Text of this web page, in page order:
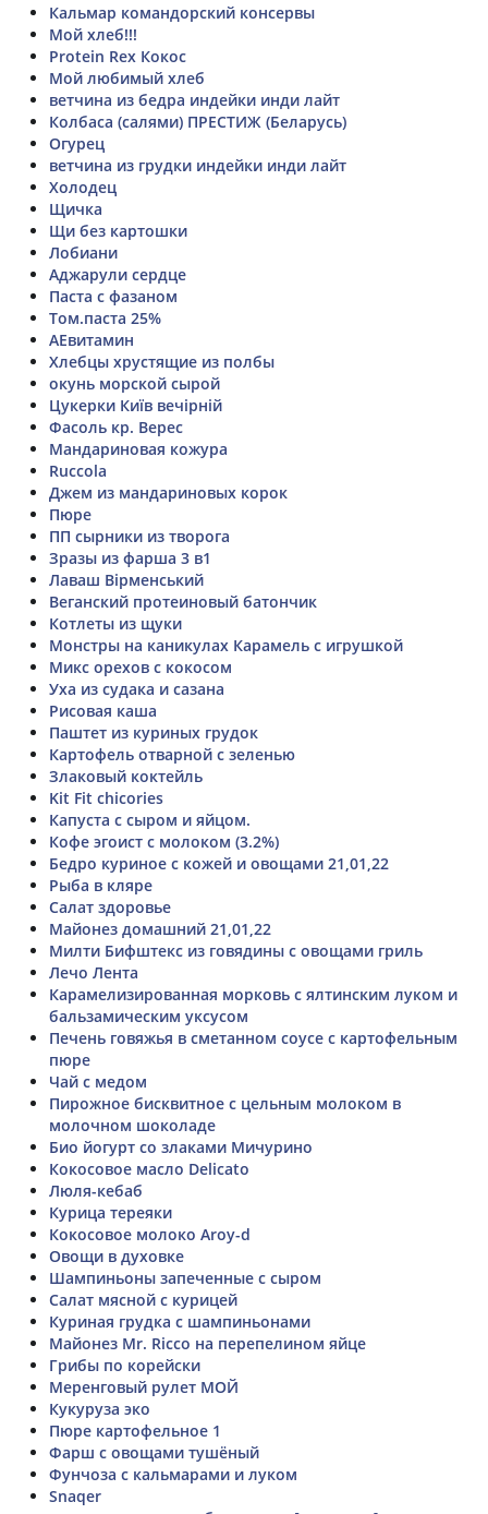
Кальмар командорский консервы
Мой хлеб!!!
Protein Rex Кокос
Мой любимый хлеб
ветчина из бедра индейки инди лайт
Колбаса (салями) ПРЕСТИЖ (Беларусь)
Огурец
ветчина из грудки индейки инди лайт
Холодец
Щичка
Щи без картошки
Лобиани
Аджарули сердце
Паста с фазаном
Том.паста 25%
АЕвитамин
Хлебцы хрустящие из полбы
окунь морской сырой
Цукерки Київ вечірній
Фасоль кр. Верес
Мандариновая кожура
Ruccola
Джем из мандариновых корок
Пюре
ПП сырники из творога
Зразы из фарша 3 в1
Лаваш Вірменський
Веганский протеиновый батончик
Котлеты из щуки
Монстры на каникулах Карамель с игрушкой
Микс орехов с кокосом
Уха из судака и сазана
Рисовая каша
Паштет из куриных грудок
Картофель отварной с зеленью
Злаковый коктейль
Kit Fit chicories
Капуста с сыром и яйцом.
Кофе эгоист с молоком (3.2%)
Бедро куриное с кожей и овощами 21,01,22
Рыба в кляре
Салат здоровье
Майонез домашний 21,01,22
Милти Бифштекс из говядины с овощами гриль
Лечо Лента
Карамелизированная морковь с ялтинским луком и
бальзамическим уксусом
Печень говяжья в сметанном соусе с картофельным
пюре
Чай с медом
Пирожное бисквитное с цельным молоком в
молочном шоколаде
Био йогурт со злаками Мичурино
Кокосовое масло Delicato
Люля-кебаб
Курица тереяки
Кокосовое молоко Aroy-d
Овощи в духовке
Шампиньоны запеченные с сыром
Салат мясной с курицей
Куриная грудка с шампиньонами
Майонез Mr. Ricco на перепелином яйце
Грибы по корейски
Меренговый рулет МОЙ
Кукуруза эко
Пюре картофельное 1
Фарш с овощами тушёный
Фунчоза с кальмарами и луком
Snaqer